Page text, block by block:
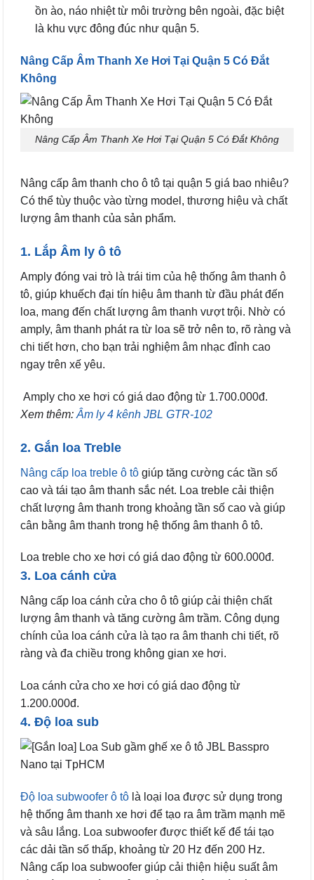
ồn ào, náo nhiệt từ môi trường bên ngoài, đặc biệt
là khu vực đông đúc như quận 5.
Nâng Cấp Âm Thanh Xe Hơi Tại Quận 5 Có Đắt
Không
Nâng Cấp Âm Thanh Xe Hơi Tại Quận 5 Có Đắt Không
Nâng cấp âm thanh cho ô tô tại quận 5 giá bao nhiêu?
Có thể tùy thuộc vào từng model, thương hiệu và chất
lượng âm thanh của sản phẩm.
1. Lắp Âm ly ô tô
Amply đóng vai trò là trái tim của hệ thống âm thanh ô
tô, giúp khuếch đại tín hiệu âm thanh từ đầu phát đến
loa, mang đến chất lượng âm thanh vượt trội. Nhờ có
amply, âm thanh phát ra từ loa sẽ trở nên to, rõ ràng và
chi tiết hơn, cho bạn trải nghiệm âm nhạc đỉnh cao
ngay trên xế yêu.
Amply cho xe hơi có giá dao động từ 1.700.000đ.
Xem thêm: Âm ly 4 kênh JBL GTR-102
2. Gắn loa Treble
Nâng cấp loa treble ô tô giúp tăng cường các tần số
cao và tái tạo âm thanh sắc nét. Loa treble cải thiện
chất lượng âm thanh trong khoảng tần số cao và giúp
cân bằng âm thanh trong hệ thống âm thanh ô tô.
Loa treble cho xe hơi có giá dao động từ 600.000đ.
3. Loa cánh cửa
Nâng cấp loa cánh cửa cho ô tô giúp cải thiện chất
lượng âm thanh và tăng cường âm trầm. Công dụng
chính của loa cánh cửa là tạo ra âm thanh chi tiết, rõ
ràng và đa chiều trong không gian xe hơi.
Loa cánh cửa cho xe hơi có giá dao động từ
1.200.000đ.
4. Độ loa sub
Độ loa subwoofer ô tô là loại loa được sử dụng trong
hệ thống âm thanh xe hơi để tạo ra âm trầm mạnh mẽ
và sâu lắng. Loa subwoofer được thiết kế để tái tạo
các dải tần số thấp, khoảng từ 20 Hz đến 200 Hz.
Nâng cấp loa subwoofer giúp cải thiện hiệu suất âm